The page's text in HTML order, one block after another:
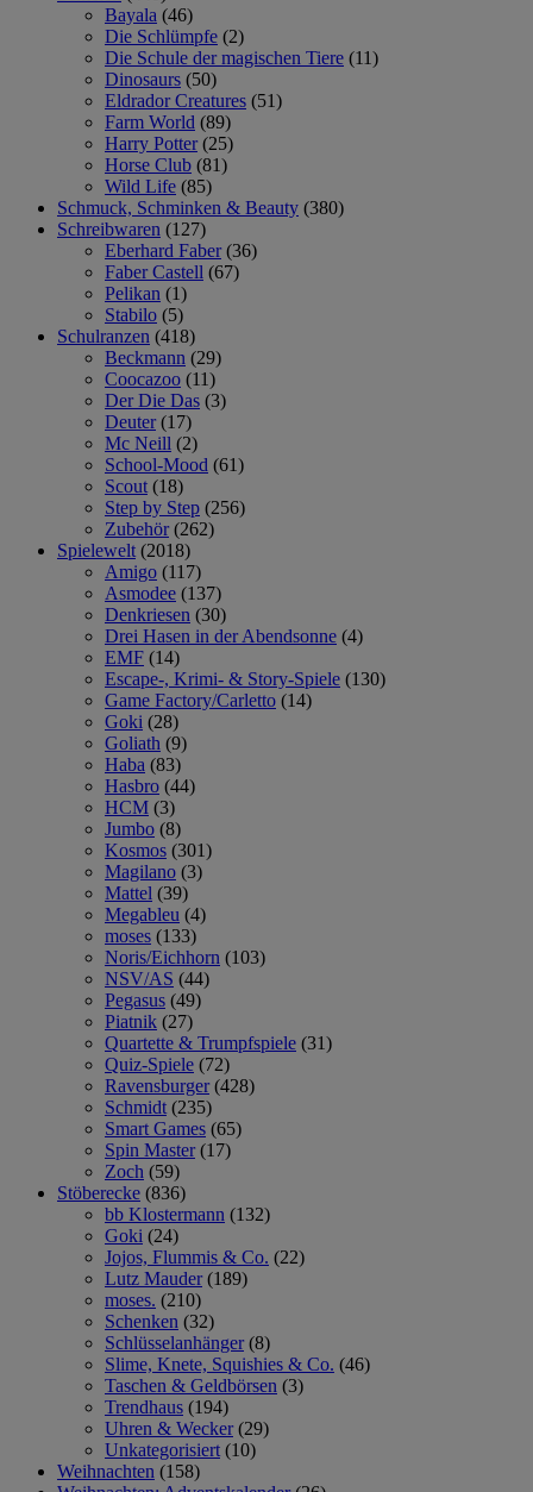
Bayala (46)
Die Schlümpfe (2)
Die Schule der magischen Tiere (11)
Dinosaurs (50)
Eldrador Creatures (51)
Farm World (89)
Harry Potter (25)
Horse Club (81)
Wild Life (85)
Schmuck, Schminken & Beauty (380)
Schreibwaren (127)
Eberhard Faber (36)
Faber Castell (67)
Pelikan (1)
Stabilo (5)
Schulranzen (418)
Beckmann (29)
Coocazoo (11)
Der Die Das (3)
Deuter (17)
Mc Neill (2)
School-Mood (61)
Scout (18)
Step by Step (256)
Zubehör (262)
Spielewelt (2018)
Amigo (117)
Asmodee (137)
Denkriesen (30)
Drei Hasen in der Abendsonne (4)
EMF (14)
Escape-, Krimi- & Story-Spiele (130)
Game Factory/Carletto (14)
Goki (28)
Goliath (9)
Haba (83)
Hasbro (44)
HCM (3)
Jumbo (8)
Kosmos (301)
Magilano (3)
Mattel (39)
Megableu (4)
moses (133)
Noris/Eichhorn (103)
NSV/AS (44)
Pegasus (49)
Piatnik (27)
Quartette & Trumpfspiele (31)
Quiz-Spiele (72)
Ravensburger (428)
Schmidt (235)
Smart Games (65)
Spin Master (17)
Zoch (59)
Stöberecke (836)
bb Klostermann (132)
Goki (24)
Jojos, Flummis & Co. (22)
Lutz Mauder (189)
moses. (210)
Schenken (32)
Schlüsselanhänger (8)
Slime, Knete, Squishies & Co. (46)
Taschen & Geldbörsen (3)
Trendhaus (194)
Uhren & Wecker (29)
Unkategorisiert (10)
Weihnachten (158)